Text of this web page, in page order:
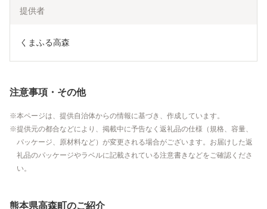
提供者
くまふる高森
注意事項・その他
本ページは、提供自治体からの情報に基づき、作成しています。
提供元の都合などにより、掲載中に予告なく返礼品の仕様（規格、容量、
パッケージ、原材料など）が変更される場合がございます。お届けした返
礼品のパッケージやラベルに記載されている注意書きなどをご確認くださ
い。
熊本県高森町のご紹介